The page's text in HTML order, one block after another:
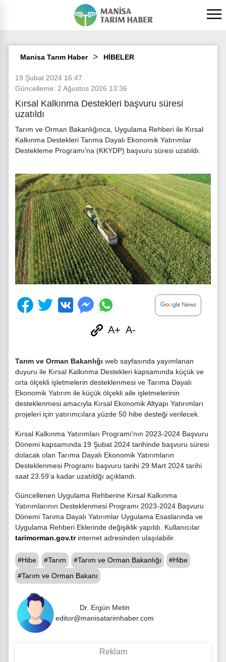
Manisa Tarım Haber HİBELER
19 Şubat 2024 16:47
Güncelleme: 2 Ağustos 2026 13:36
Kırsal Kalkınma Destekleri başvuru süresi
uzatıldı
Tarım ve Orman Bakanlığınca, Uygulama Rehberi ile Kırsal
Kalkınma Destekleri Tarıma Dayalı Ekonomik Yatırımlar
Destekleme Programı’na (KKYDP) başvuru süresi uzatıldı.
A+ A-
Tarım ve Orman Bakanlığı web sayfasında yayımlanan
duyuru ile Kırsal Kalkınma Destekleri kapsamında küçük ve
orta ölçekli işletmelerin desteklenmesi ve Tarıma Dayalı
Ekonomik Yatırım ile küçük ölçekli aile işletmelerinin
desteklenmesi amacıyla Kırsal Ekonomik Altyapı Yatırımları
projeleri için yatırımcılara yüzde 50 hibe desteği verilecek.
Kırsal Kalkınma Yatırımları Programı'nın 2023-2024 Başvuru
Dönemi kapsamında 19 Şubat 2024 tarihinde başvuru süresi
dolacak olan Tarıma Dayalı Ekonomik Yatırımların
Desteklenmesi Programı başvuru tarihi 29 Mart 2024 tarihi
saat 23.59’a kadar uzatıldğı açıklandı.
Güncellenen Uygulama Rehberine Kırsal Kalkınma
Yatırımlarının Desteklenmesi Programı 2023-2024 Başvuru
Dönemi Tarıma Dayalı Yatırımlar Uygulama Esaslarında ve
Uygulama Rehberi Eklerinde değişiklik yapıldı. Kullanıcılar
tarimorman.gov.trinternet adresinden ulaşılabilir.
#Hibe #Tarım #Tarım ve Orman Bakanlığı
#Hibe
#Tarım ve Orman Bakanı
Dr. Ergün Metin
editor@manisatarimhaber.com